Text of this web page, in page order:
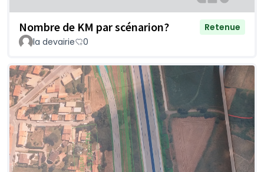
Nombre de KM par scénarion?
Retenue
la devairie
0